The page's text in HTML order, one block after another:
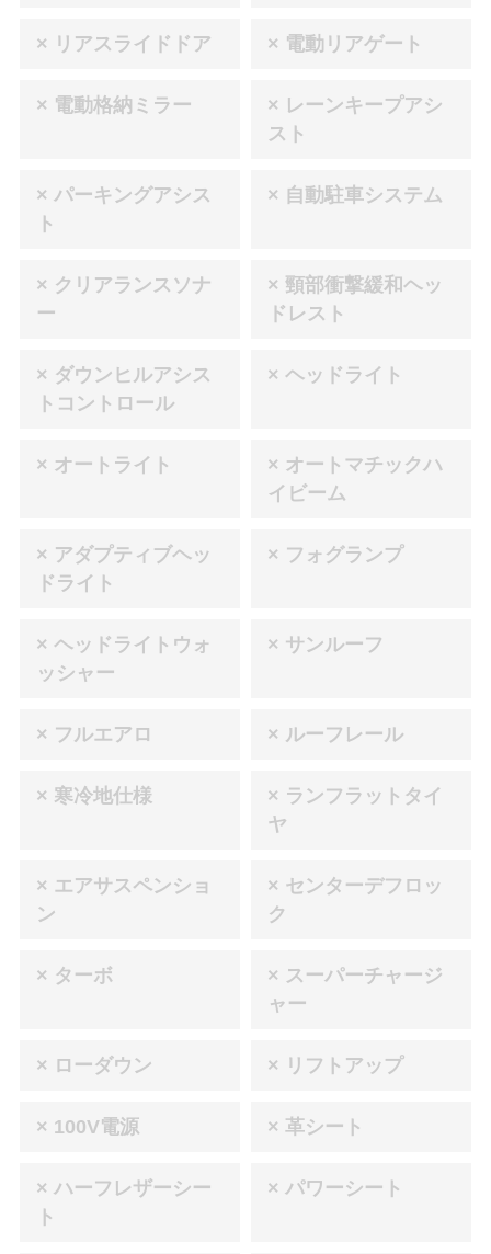
× リアスライドドア × 電動リアゲート
× 電動格納ミラー
× レーンキープアシ
スト
× パーキングアシス
ト
× 自動駐車システム
× クリアランスソナ
ー
× 頸部衝撃緩和ヘッ
ドレスト
× ダウンヒルアシス
トコントロール
× ヘッドライト
× オートライト
× オートマチックハ
イビーム
× アダプティブヘッ
ドライト
× フォグランプ
× ヘッドライトウォ
ッシャー
× サンルーフ
× フルエアロ × ルーフレール
× 寒冷地仕様
× ランフラットタイ
ヤ
× エアサスペンショ
ン
× センターデフロッ
ク
× ターボ
× スーパーチャージ
ャー
× ローダウン × リフトアップ
× 100V電源 × 革シート
× ハーフレザーシー
ト
× パワーシート